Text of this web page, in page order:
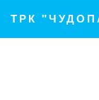
ТРК